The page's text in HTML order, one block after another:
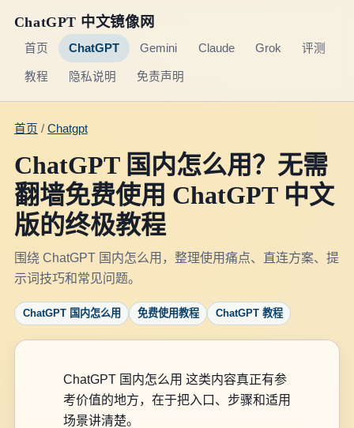
ChatGPT 中文镜像网
首页 ChatGPT Gemini Claude Grok 评测
教程 隐私说明 免责声明
首页 / Chatgpt
ChatGPT 国内怎么用？无需
翻墙免费使用 ChatGPT 中文
版的终极教程
围绕 ChatGPT 国内怎么用，整理使用痛点、直连方案、提
示词技巧和常见问题。
ChatGPT 国内怎么用 免费使用教程 ChatGPT 教程
ChatGPT 国内怎么用 这类内容真正有参
考价值的地方，在于把入口、步骤和适用
场景讲清楚。